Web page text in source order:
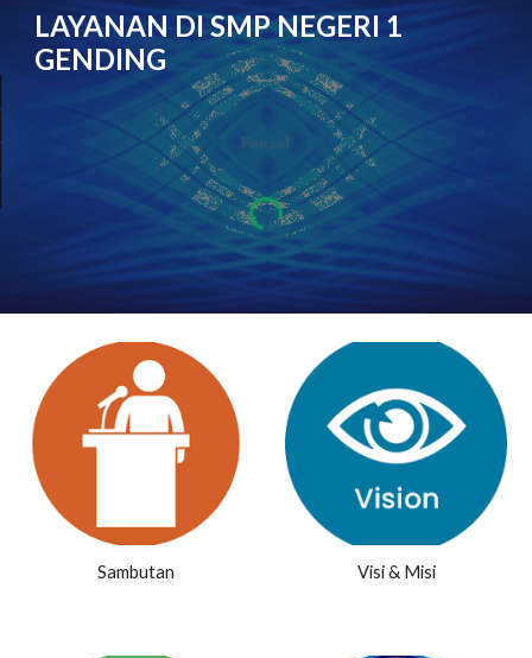
LAYANAN DI SMP NEGERI 1
GENDING
Sambutan Visi & Misi